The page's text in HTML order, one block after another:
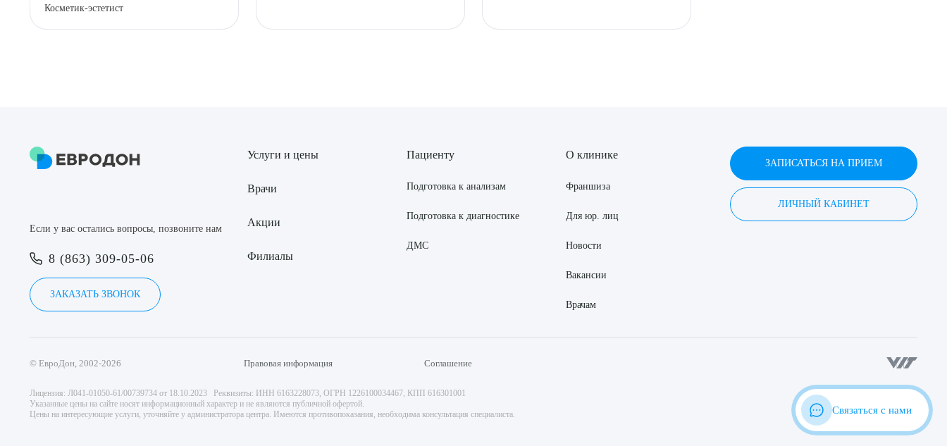
Косметик-эстетист
Если у вас остались вопросы, позвоните нам
8 (863) 309-05-06
ЗАКАЗАТЬ ЗВОНОК
Услуги и цены
Врачи
Акции
Филиалы
Пациенту
Подготовка к анализам
Подготовка к диагностике
ДМС
О клинике
Франшиза
Для юр. лиц
Новости
Вакансии
Врачам
ЗАПИСАТЬСЯ НА ПРИЕМ
ЛИЧНЫЙ КАБИНЕТ
© ЕвроДон, 2002-2026 Правовая информация Соглашение
Лицензия: Л041-01050-61/00739734 от 18.10.2023 Реквизиты: ИНН 6163228073, ОГРН 1226100034467, КПП 616301001
Указанные цены на сайте носят информационный характер и не являются публичной офертой.
Цены на интересующие услуги, уточняйте у администратора центра. Имеются противопоказания, необходима консультация специалиста.
Связаться с нами